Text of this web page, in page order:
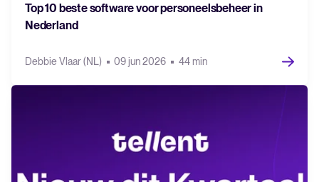
Top 10 beste software voor personeelsbeheer in
Nederland
Debbie Vlaar (NL) 09 jun 2026 44 min